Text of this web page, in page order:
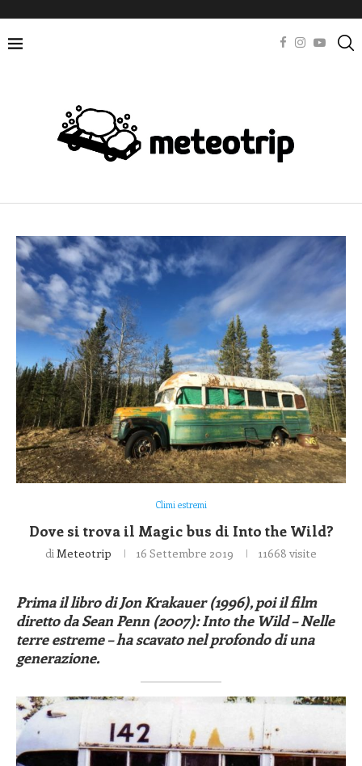
Climi estremi
Dove si trova il Magic bus di Into the Wild?
diMeteotrip 16 Settembre 2019 11668 visite
Prima il libro di Jon Krakauer (1996), poi il film
diretto da Sean Penn (2007): Into the Wild – Nelle
terre estreme – ha scavato nel profondo di una
generazione.